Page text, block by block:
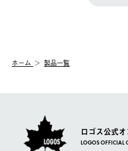
【配送業者】
佐川急便にて配送されます。
む）は受け付けておりません。
一度お手元の商品を返品いただ
ホーム 製品一覧
ロゴス公式
LOGOS OFFICIAL